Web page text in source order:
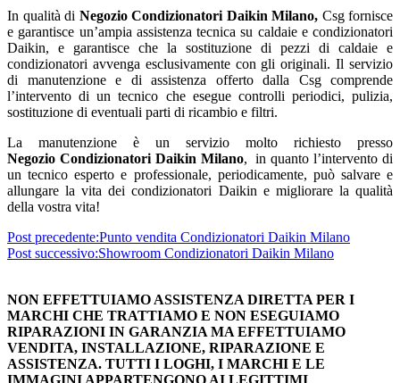
In qualità di NegozioCondizionatori Daikin Milano, Csg fornisce
e garantisce un’ampia assistenza tecnica su caldaie e condizionatori
Daikin, e garantisce che la sostituzione di pezzi di caldaie e
condizionatori avvenga esclusivamente con gli originali. Il servizio
di manutenzione e di assistenza offerto dalla Csg comprende
l’intervento di un tecnico che esegue controlli periodici, pulizia,
sostituzione di eventuali parti di ricambio e filtri.
La manutenzione è un servizio molto richiesto presso
Negozio Condizionatori Daikin Milano, in quanto l’intervento di
un tecnico esperto e professionale, periodicamente, può salvare e
allungare la vita dei condizionatori Daikin e migliorare la qualità
della vostra vita!
Post precedente:Punto vendita Condizionatori Daikin Milano
Post successivo:Showroom Condizionatori Daikin Milano
NON EFFETTUIAMO ASSISTENZA DIRETTA PER I
MARCHI CHE TRATTIAMO E NON ESEGUIAMO
RIPARAZIONI IN GARANZIA MA EFFETTUIAMO
VENDITA, INSTALLAZIONE, RIPARAZIONE E
ASSISTENZA. TUTTI I LOGHI, I MARCHI E LE
IMMAGINI APPARTENGONO AI LEGITTIMI